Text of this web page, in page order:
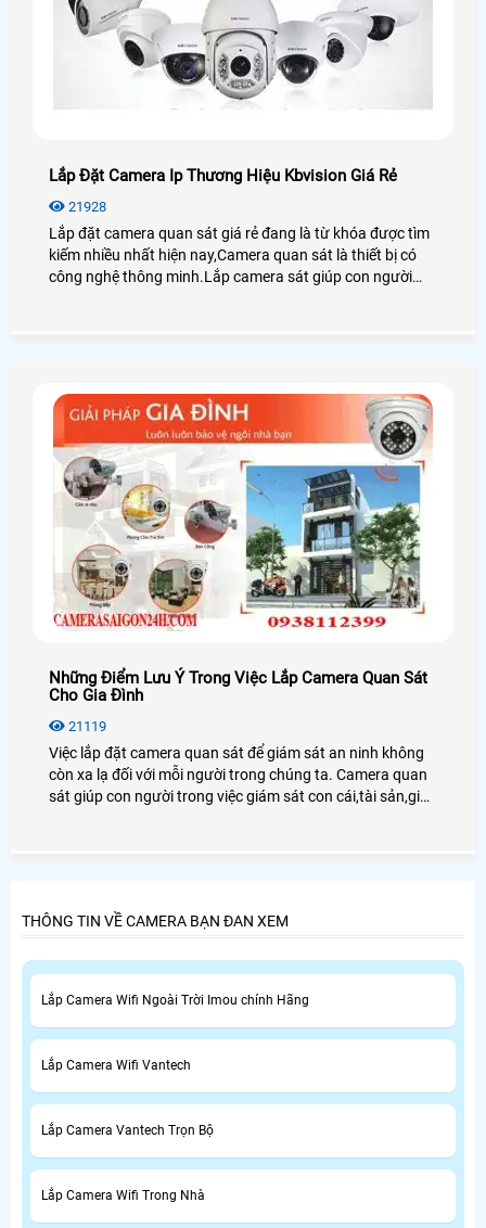
Lắp Đặt Camera Ip Thương Hiệu Kbvision Giá Rẻ
21928
Lắp đặt camera quan sát giá rẻ đang là từ khóa được tìm
kiếm nhiều nhất hiện nay,Camera quan sát là thiết bị có
công nghệ thông minh.Lắp camera sát giúp con người
Những Điểm Lưu Ý Trong Việc Lắp Camera Quan Sát
Cho Gia Đình
21119
Việc lắp đặt camera quan sát để giám sát an ninh không
còn xa lạ đối với mỗi người trong chúng ta. Camera quan
sát giúp con người trong việc giám sát con cái,tài sản,giúp
THÔNG TIN VỀ CAMERA BẠN ĐAN XEM
Lắp Camera Wifi Ngoài Trời Imou chính Hãng
Lắp Camera Wifi Vantech
Lắp Camera Vantech Trọn Bộ
Lắp Camera Wifi Trong Nhà